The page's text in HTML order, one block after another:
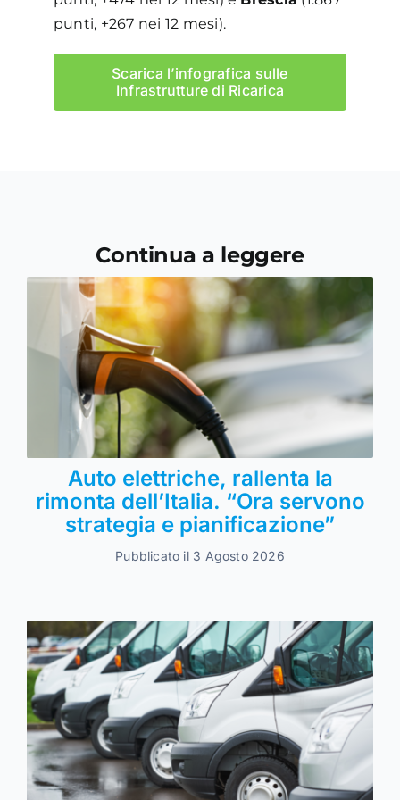
punti, +267 nei 12 mesi).
Scarica l’infografica sulle
Infrastrutture di Ricarica
Continua a leggere
Auto elettriche, rallenta la
rimonta dell’Italia. “Ora servono
strategia e pianificazione”
Pubblicato il 3 Agosto 2026